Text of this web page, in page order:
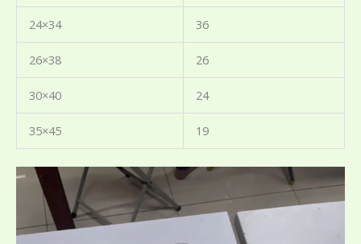
24×34 36
26×38 26
30×40 24
35×45 19